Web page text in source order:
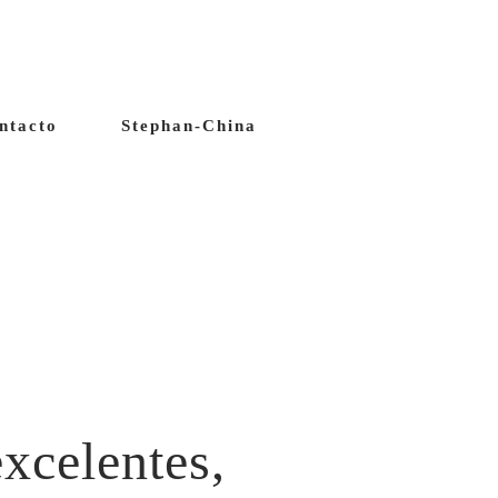
Stephan-China